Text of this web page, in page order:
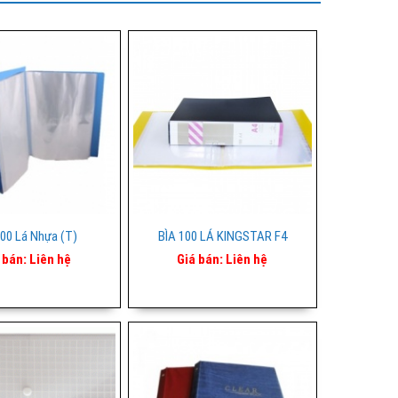
Lá Nhựa (T)
bán: Liên hệ
BÌA 100 LÁ KINGSTAR F4
Giá bán: Liên hệ